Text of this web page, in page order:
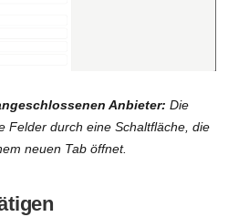
Anbieter: Die
Felder durch eine Schaltfläche, die
neuen Tab öffnet.